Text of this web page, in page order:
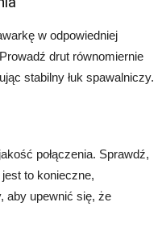
w odpowiedniej
drut równomiernie
stabilny łuk spawalniczy.
połączenia. Sprawdź,
to konieczne,
aby upewnić się, że